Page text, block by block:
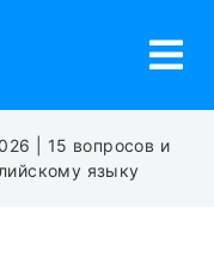
| 15 вопросов и
языку